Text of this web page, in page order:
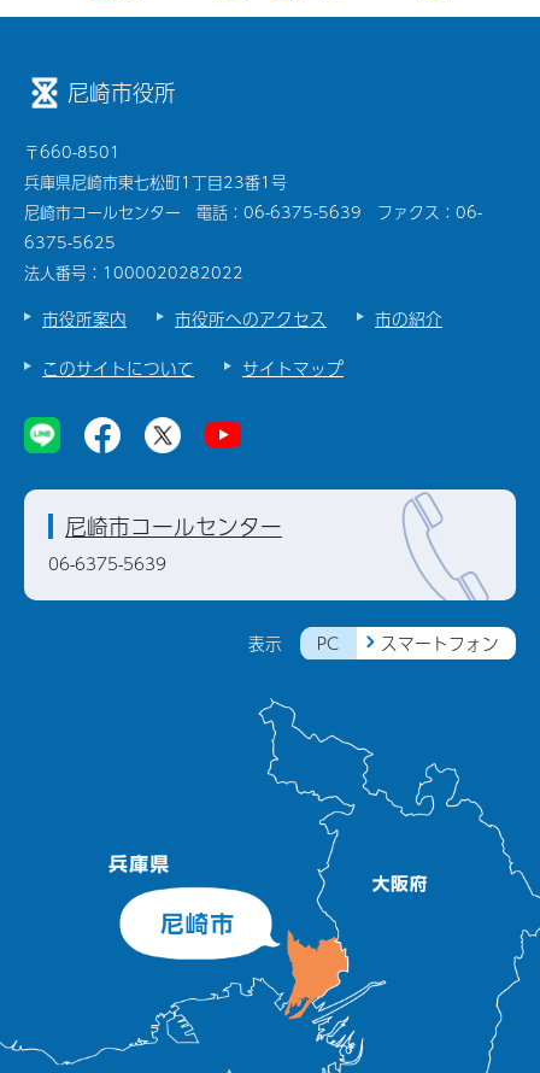
尼崎市役所
〒660-8501
兵庫県尼崎市東七松町1丁目23番1号
尼崎市コールセンター 電話：06-6375-5639 ファクス：06-
6375-5625
法人番号：1000020282022
市役所案内 市役所へのアクセス
市の紹介
このサイトについて
サイトマップ
表示 PC スマートフォン
尼崎市コールセンター
06-6375-5639